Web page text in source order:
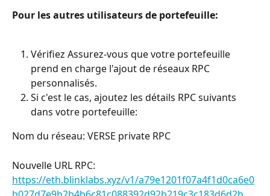
Pour les autres utilisateurs de portefeuille:
Vérifiez Assurez-vous que votre portefeuille
prend en charge l'ajout de réseaux RPC
personnalisés.
Si c'est le cas, ajoutez les détails RPC suivants
dans votre portefeuille:
Nom du réseau: VERSE private RPC
Nouvelle URL RPC:
https://eth.blinklabs.xyz/v1/a79e1201f07a4f1d0ca6e0